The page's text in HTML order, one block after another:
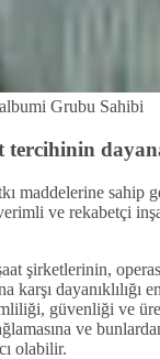
Grubu Sahibi
tercihinin
maddelerine sahip
ve rekabetçi
şirketlerinin,
karşı dayanıklılığı
güvenliği ve
ve
olabilir.